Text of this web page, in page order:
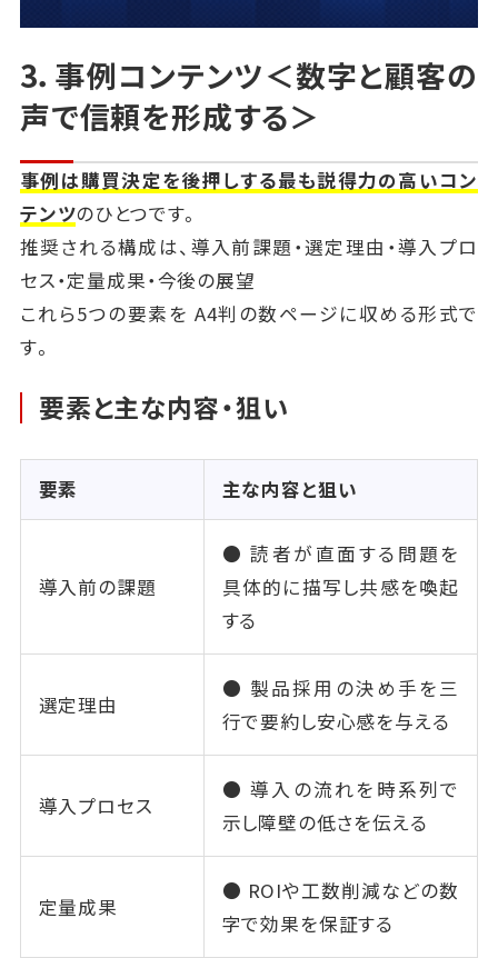
3．事例コンテンツ＜数字と顧客の
声で信頼を形成する＞
事例は購買決定を後押しする最も説得力の高いコン
テンツのひとつです。
推奨される構成は、導入前課題・選定理由・導入プロ
セス・定量成果・今後の展望
これら5つの要素を A4判の数ページに収める形式で
す。
要素と主な内容・狙い
要素 主な内容と狙い
導入前の課題
● 読者が直面する問題を
具体的に描写し共感を喚起
する
選定理由
● 製品採用の決め手を三
行で要約し安心感を与える
導入プロセス
● 導入の流れを時系列で
示し障壁の低さを伝える
定量成果
● ROIや工数削減などの数
字で効果を保証する